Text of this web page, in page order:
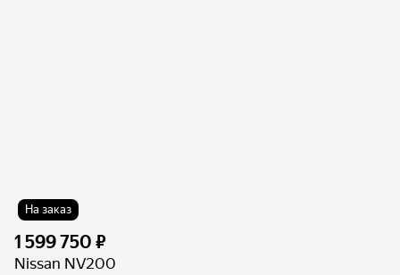
На заказ
1 599 750 ₽
Nissan NV200